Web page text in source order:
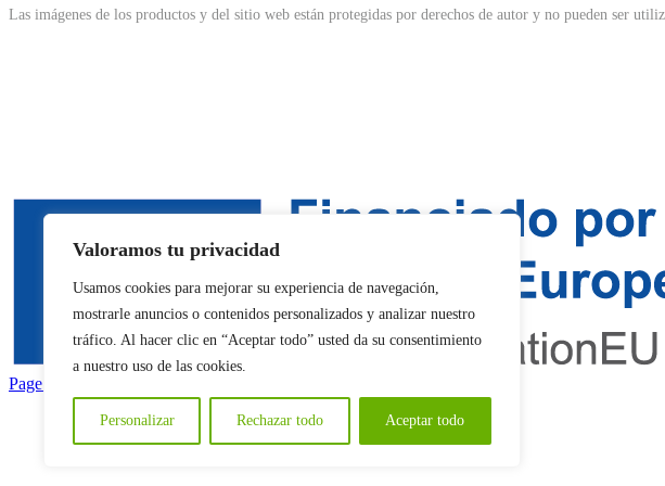
Valoramos tu privacidad
Usamos cookies para mejorar su experiencia de navegación,
mostrarle anuncios o contenidos personalizados y analizar nuestro
tráfico. Al hacer clic en “Aceptar todo” usted da su consentimiento
a nuestro uso de las cookies.
Personalizar Rechazar todo Aceptar todo
Las imágenes de los productos y del sitio web están protegidas por derechos de autor y no pueden ser
Facebook
Twitter
Instagram
Pinterest
Page load link